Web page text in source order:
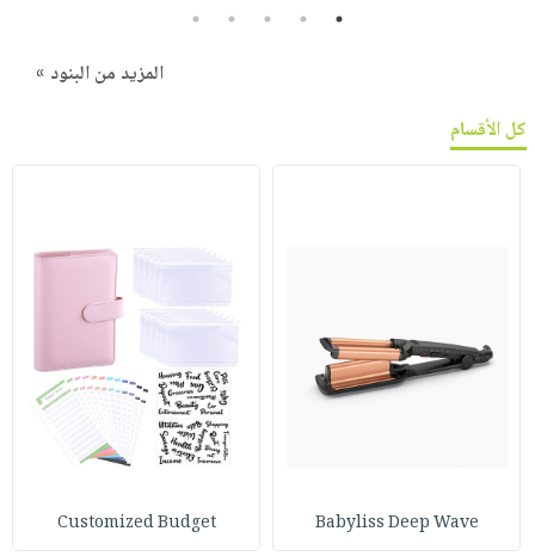
1
2
3
4
5
المزيد من البنود »
كل الأقسام
Babyliss Deep Wave
Customized Budget